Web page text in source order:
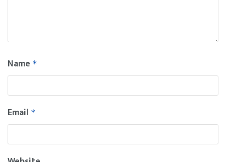
Name *
Email *